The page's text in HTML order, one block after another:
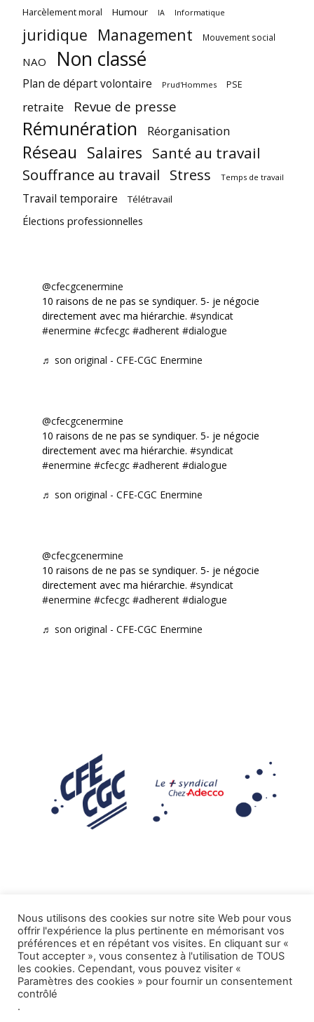
Harcèlement moral Humour IA Informatique
juridique Management Mouvement social
NAO Non classé
Plan de départ volontaire Prud'Hommes PSE
retraite Revue de presse
Rémunération Réorganisation
Réseau Salaires Santé au travail
Souffrance au travail Stress Temps de travail
Travail temporaire Télétravail
Élections professionnelles
@cfecgcenermine
10 raisons de ne pas se syndiquer. 5- je négocie
directement avec ma hiérarchie. #syndicat
#enermine #cfecgc #adherent #dialogue
♬ son original - CFE-CGC Enermine
@cfecgcenermine
10 raisons de ne pas se syndiquer. 5- je négocie
directement avec ma hiérarchie. #syndicat
#enermine #cfecgc #adherent #dialogue
♬ son original - CFE-CGC Enermine
@cfecgcenermine
10 raisons de ne pas se syndiquer. 5- je négocie
directement avec ma hiérarchie. #syndicat
#enermine #cfecgc #adherent #dialogue
♬ son original - CFE-CGC Enermine
Mentions légales
Tous droits réservés CFE-CGC ADECCO.
Nous utilisons des cookies sur notre site Web pour vous
offrir l'expérience la plus pertinente en mémorisant vos
préférences et en répétant vos visites. En cliquant sur «
Tout accepter », vous consentez à l'utilisation de TOUS
les cookies. Cependant, vous pouvez visiter «
Paramètres des cookies » pour fournir un consentement
contrôlé
.